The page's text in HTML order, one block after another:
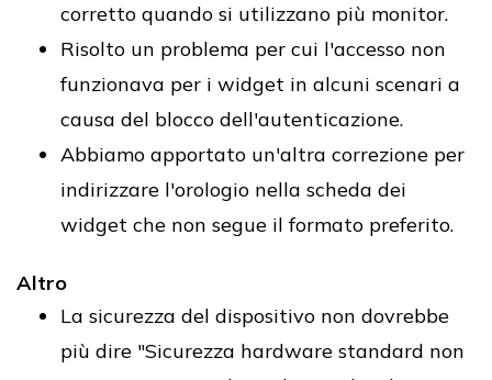
corretto quando si utilizzano più monitor.
Risolto un problema per cui l'accesso non
funzionava per i widget in alcuni scenari a
causa del blocco dell'autenticazione.
Abbiamo apportato un'altra correzione per
indirizzare l'orologio nella scheda dei
widget che non segue il formato preferito.
Altro
La sicurezza del dispositivo non dovrebbe
più dire "Sicurezza hardware standard non